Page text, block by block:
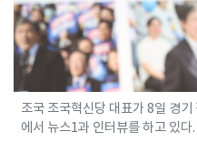
조국 조국혁신당 대표가 8일 경
에서 뉴스1과 인터뷰를 하고 있